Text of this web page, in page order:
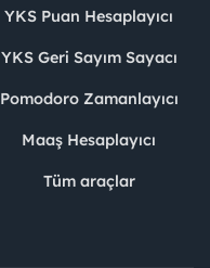
YKS Puan Hesaplayıcı
YKS Geri Sayım Sayacı
Pomodoro Zamanlayıcı
Maaş Hesaplayıcı
Tüm araçlar